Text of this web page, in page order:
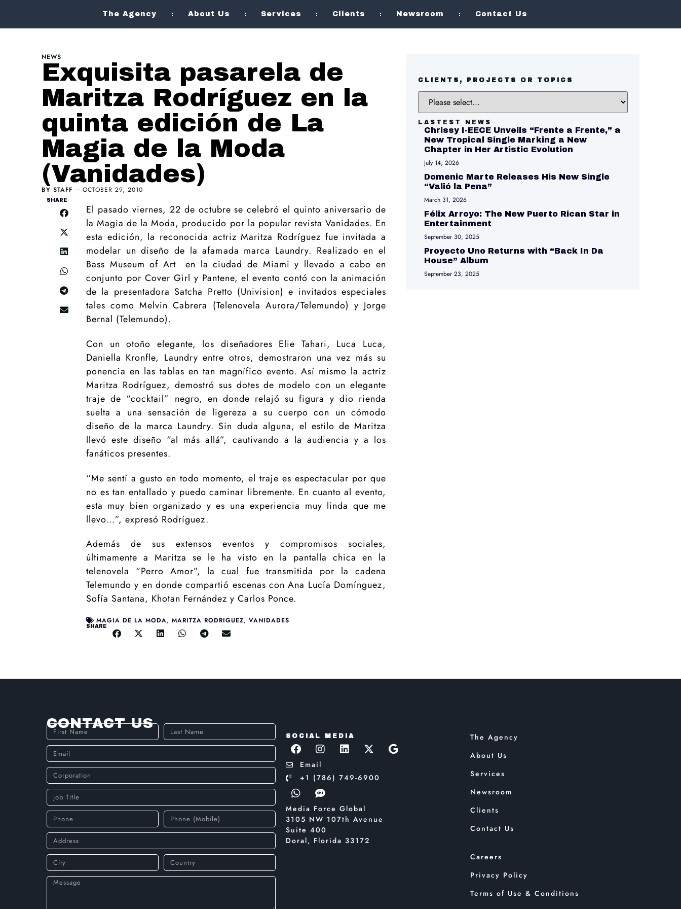
The Agency About Us Services Clients Newsroom Contact Us
NEWS
Exquisita pasarela de
Maritza Rodríguez en la
quinta edición de La
Magia de la Moda
(Vanidades)
BY STAFF OCTOBER 29, 2010
SHARE
El pasado viernes, 22 de octubre se celebró el quinto aniversario de
la Magia de la Moda, producido por la popular revista Vanidades. En
esta edición, la reconocida actriz Maritza Rodríguez fue invitada a
modelar un diseño de la afamada marca Laundry. Realizado en el
Bass Museum of Art en la ciudad de Miami y llevado a cabo en
conjunto por Cover Girl y Pantene, el evento contó con la animación
de la presentadora Satcha Pretto (Univision) e invitados especiales
tales como Melvin Cabrera (Telenovela Aurora/Telemundo) y Jorge
Bernal (Telemundo).
Con un otoño elegante, los diseñadores Elie Tahari, Luca Luca,
Daniella Kronfle, Laundry entre otros, demostraron una vez más su
ponencia en las tablas en tan magnífico evento. Así mismo la actriz
Maritza Rodríguez, demostró sus dotes de modelo con un elegante
traje de “cocktail” negro, en donde relajó su figura y dio rienda
suelta a una sensación de ligereza a su cuerpo con un cómodo
diseño de la marca Laundry. Sin duda alguna, el estilo de Maritza
llevó este diseño “al más allá”, cautivando a la audiencia y a los
fanáticos presentes.
“Me sentí a gusto en todo momento, el traje es espectacular por que
no es tan entallado y puedo caminar libremente. En cuanto al evento,
esta muy bien organizado y es una experiencia muy linda que me
llevo…”, expresó Rodríguez.
Además de sus extensos eventos y compromisos sociales,
últimamente a Maritza se le ha visto en la pantalla chica en la
telenovela “Perro Amor”, la cual fue transmitida por la cadena
Telemundo y en donde compartió escenas con Ana Lucía Domínguez,
Sofía Santana, Khotan Fernández y Carlos Ponce.
MAGIA DE LA MODA, MARITZA RODRIGUEZ, VANIDADES
SHARE
CLIENTS, PROJECTS OR TOPICS
LASTEST NEWS
Chrissy I-EECE Unveils “Frente a Frente,” a
New Tropical Single Marking a New
Chapter in Her Artistic Evolution
July 14, 2026
Domenic Marte Releases His New Single
“Valió la Pena”
March 31, 2026
Félix Arroyo: The New Puerto Rican Star in
Entertainment
September 30, 2025
Proyecto Uno Returns with “Back In Da
House” Album
September 23, 2025
CONTACT US
SOCIAL MEDIA
Email
+1 (786) 749-6900
Media Force Global
3105 NW 107th Avenue
Suite 400
Doral, Florida 33172
The Agency
About Us
Services
Newsroom
Clients
Contact Us
Careers
Privacy Policy
Terms of Use & Conditions